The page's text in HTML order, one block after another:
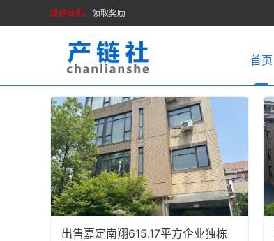
提供商机， 领取奖励
首页
出售嘉定南翔615.17平方企业独栋